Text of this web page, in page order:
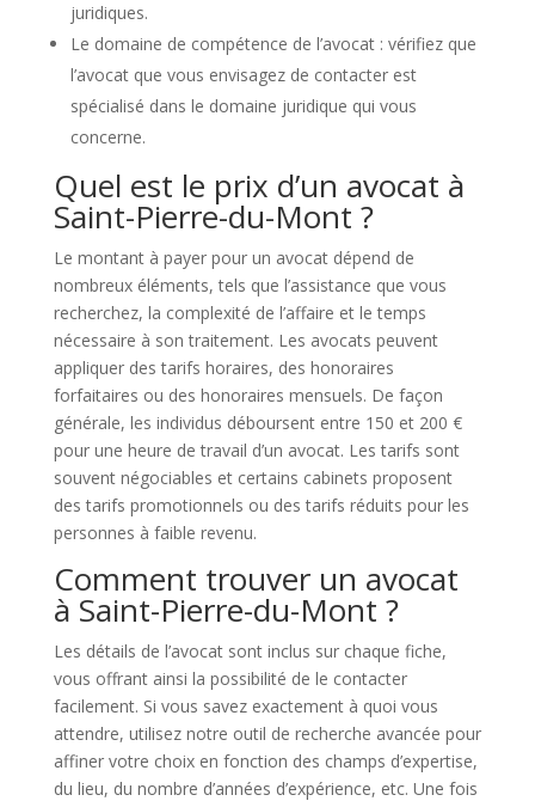
juridiques.
Le domaine de compétence de l’avocat : vérifiez que
l’avocat que vous envisagez de contacter est
spécialisé dans le domaine juridique qui vous
concerne.
Quel est le prix d’un avocat à
Saint-Pierre-du-Mont ?
Le montant à payer pour un avocat dépend de
nombreux éléments, tels que l’assistance que vous
recherchez, la complexité de l’affaire et le temps
nécessaire à son traitement. Les avocats peuvent
appliquer des tarifs horaires, des honoraires
forfaitaires ou des honoraires mensuels. De façon
générale, les individus déboursent entre 150 et 200 €
pour une heure de travail d’un avocat. Les tarifs sont
souvent négociables et certains cabinets proposent
des tarifs promotionnels ou des tarifs réduits pour les
personnes à faible revenu.
Comment trouver un avocat
à Saint-Pierre-du-Mont ?
Les détails de l’avocat sont inclus sur chaque fiche,
vous offrant ainsi la possibilité de le contacter
facilement. Si vous savez exactement à quoi vous
attendre, utilisez notre outil de recherche avancée pour
affiner votre choix en fonction des champs d’expertise,
du lieu, du nombre d’années d’expérience, etc. Une fois